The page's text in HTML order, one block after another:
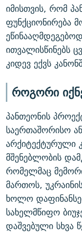
იმისთვის, რომ
ფუნქციონირება
ითვალისწინებს
კიდევ ექვს
როგორი
პანთეონის
საერთაშორისო
არქიტექტურული
მშენებლობის
რომელმაც
მართოს,
ხოლო
სახელმწიფო
დაშვებული სხვა